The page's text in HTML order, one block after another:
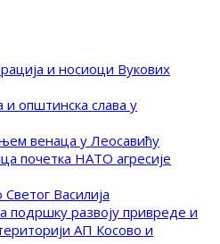
и носиоци Вукових
општинска слава у
венаца у Леосавићу
почетка НАТО агресије
Василија
подршку развоју привреде и
АП Косово и